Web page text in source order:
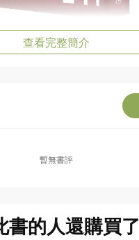
查看完整簡介
暫無書評
書的人還購買了